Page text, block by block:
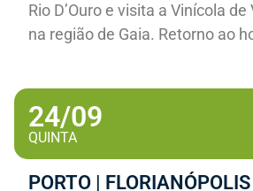
Rio D’Ouro e visita a Vinícola
na região de Gaia. Retorno ao
24/09
QUINTA
PORTO |